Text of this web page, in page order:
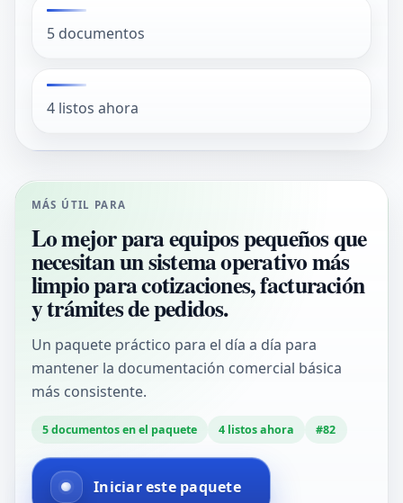
5 documentos
4 listos ahora
MÁS ÚTIL PARA
Lo mejor para equipos pequeños que
necesitan un sistema operativo más
limpio para cotizaciones, facturación
y trámites de pedidos.
Un paquete práctico para el día a día para
mantener la documentación comercial básica
más consistente.
5documentos en el paquete 4 listos ahora #82
Iniciar este paquete